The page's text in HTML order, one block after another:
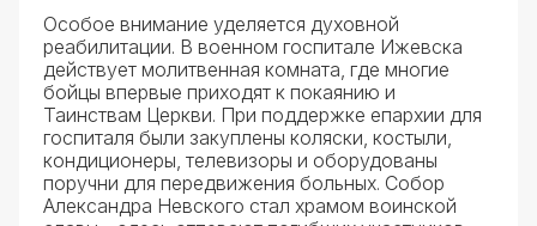
Особое внимание уделяется духовной
реабилитации. В военном госпитале Ижевска
действует молитвенная комната, где многие
бойцы впервые приходят к покаянию и
Таинствам Церкви. При поддержке епархии для
госпиталя были закуплены коляски, костыли,
кондиционеры, телевизоры и оборудованы
поручни для передвижения больных. Собор
Александра Невского стал храмом воинской